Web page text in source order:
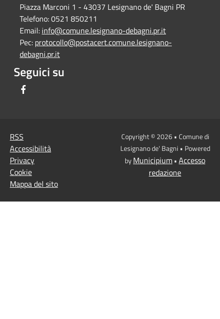
Piazza Marconi 1 - 43037 Lesignano de' Bagni PR
Telefono:0521 850211
Email: info@comune.lesignano-debagni.pr.it
Pec: protocollo@postacert.comune.lesignano-
debagni.pr.it
Seguici su
RSS
Accessibilità
Privacy
Cookie
Mappa del sito
Copyright © 2026 • Comune di
Lesignano de' Bagni • Powered
byMunicipium• Accesso
redazione